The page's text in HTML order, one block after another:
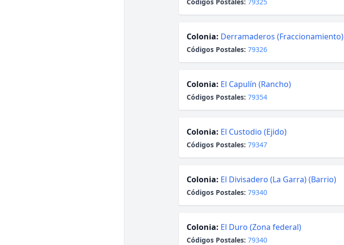
Colonia: Derramaderos (Fraccionamiento)
Códigos Postales: 79326
Colonia: El Capulín (Rancho)
Códigos Postales: 79354
Colonia: El Custodio (Ejido)
Códigos Postales: 79347
Colonia: El Divisadero (La Garra) (Barrio)
Códigos Postales: 79340
Colonia: El Duro (Zona federal)
Códigos Postales: 79340